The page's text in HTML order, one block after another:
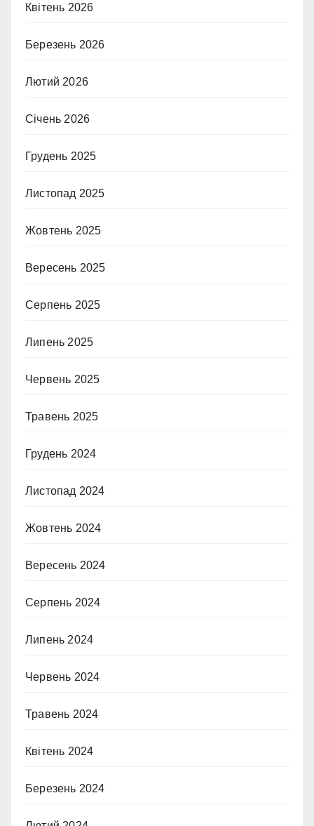
Квітень 2026
Березень 2026
Лютий 2026
Січень 2026
Грудень 2025
Листопад 2025
Жовтень 2025
Вересень 2025
Серпень 2025
Липень 2025
Червень 2025
Травень 2025
Грудень 2024
Листопад 2024
Жовтень 2024
Вересень 2024
Серпень 2024
Липень 2024
Червень 2024
Травень 2024
Квітень 2024
Березень 2024